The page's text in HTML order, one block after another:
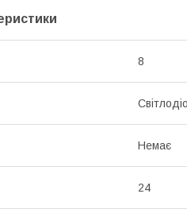
8
Немає
24